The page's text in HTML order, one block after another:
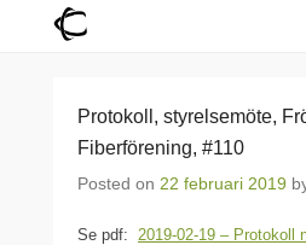
Protokoll, styrelsemöte,
Fiberförening, #110
Posted on 22 februari 2019
Se pdf: 2019-02-19 – Protokoll